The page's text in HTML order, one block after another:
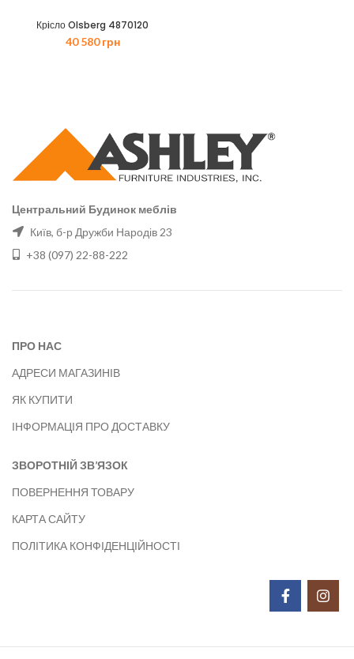
Крiсло Olsberg 4870120
40 580грн
Центральний Будинок меблів
Київ, б-р Дружби Народів 23
+38 (097) 22-88-222
ПРО НАС
АДРЕСИ МАГАЗИНІВ
ЯК КУПИТИ
ІНФОРМАЦІЯ ПРО ДОСТАВКУ
ЗВОРОТНІЙ ЗВ’ЯЗОК
ПОВЕРНЕННЯ ТОВАРУ
КАРТА САЙТУ
ПОЛІТИКА КОНФІДЕНЦІЙНОСТІ